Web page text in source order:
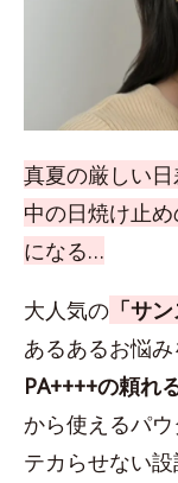
真夏の厳しい
中の日焼け止
になる…
大人気の 「サ
あるあるお悩み
PA++++の頼れ
から使えるパウ
テカらせない設